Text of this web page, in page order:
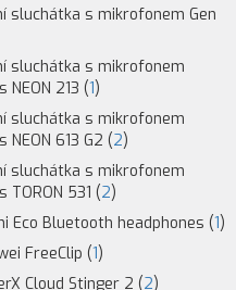
sluchátka s mikrofonem Gen
sluchátka s mikrofonem
NEON 213 (1)
sluchátka s mikrofonem
NEON 613 G2 (2)
sluchátka s mikrofonem
TORON 531 (2)
Eco Bluetooth headphones (1)
FreeClip (1)
Cloud Stinger 2 (2)